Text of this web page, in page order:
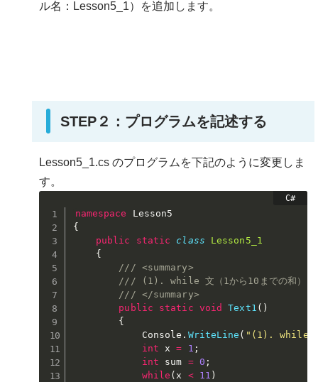
ル名：Lesson5_1）を追加します。
STEP２：プログラムを記述する
Lesson5_1.cs のプログラムを下記のように変更しま
す。
namespace
{
public
static class
Lesson5_1
{
/// <summary>
/// (1). while 文（1から10までの和）
/// </summary>
public
static void Text1 ( )
{
            Console
. WriteLine ( "(1). while 文
int x = 1 ;
int sum = 0 ;
while (x < 11 )